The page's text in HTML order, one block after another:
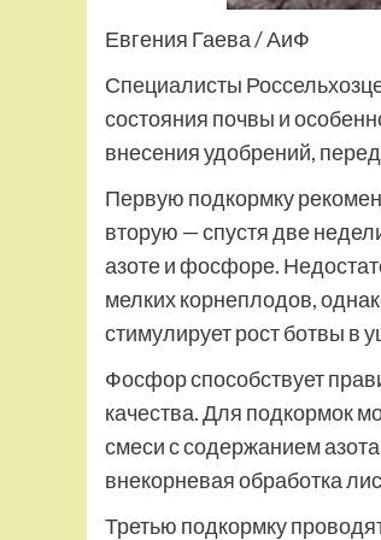
Евгения Гаева / АиФ
Специалисты
состояния почвы и
внесения удобрений,
Первую подкормку
вторую — спустя две
азоте и фосфоре.
мелких корнеплодов,
стимулирует рост ботвы в
Фосфор способствует
качества. Для подкормок
смеси с содержанием
внекорневая обработка
Третью подкормку